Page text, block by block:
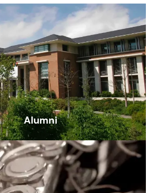
Alumni